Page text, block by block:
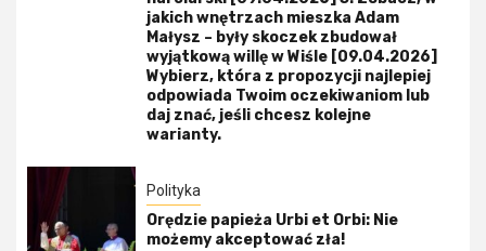
jakich wnętrzach mieszka Adam
Małysz – były skoczek zbudował
wyjątkową willę w Wiśle [09.04.2026]
Wybierz, która z propozycji najlepiej
odpowiada Twoim oczekiwaniom lub
daj znać, jeśli chcesz kolejne
warianty.
Polityka
Orędzie papieża Urbi et Orbi: Nie
możemy akceptować zła!